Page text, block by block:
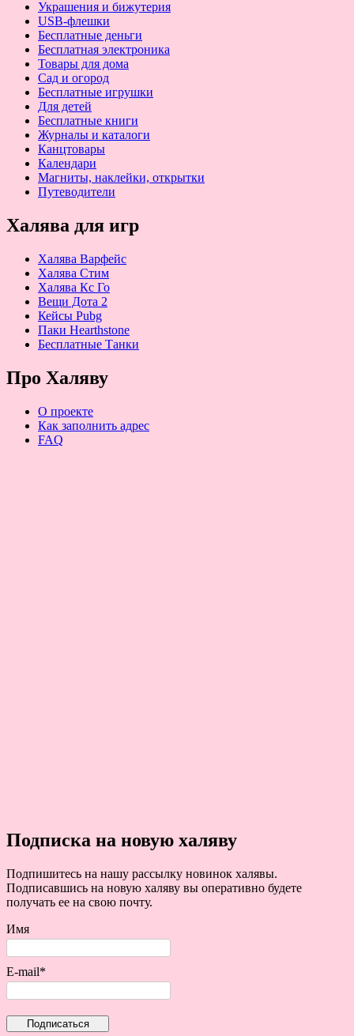
Украшения и бижутерия
USB-флешки
Бесплатные деньги
Бесплатная электроника
Товары для дома
Сад и огород
Бесплатные игрушки
Для детей
Бесплатные книги
Журналы и каталоги
Канцтовары
Календари
Магниты, наклейки, открытки
Путеводители
Халява для игр
Халява Варфейс
Халява Стим
Халява Кс Го
Вещи Дота 2
Кейсы Pubg
Паки Hearthstone
Бесплатные Танки
Про Халяву
О проекте
Как заполнить адрес
FAQ
Подписка на новую халяву
Подпишитесь на нашу рассылку новинок халявы.
Подписавшись на новую халяву вы оперативно будете
получать ее на свою почту.
Имя
E-mail*